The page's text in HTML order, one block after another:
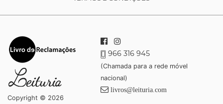
Copyright © 2026
966 316 945
(Chamada para a rede móvel
nacional)
livros@leituria.com